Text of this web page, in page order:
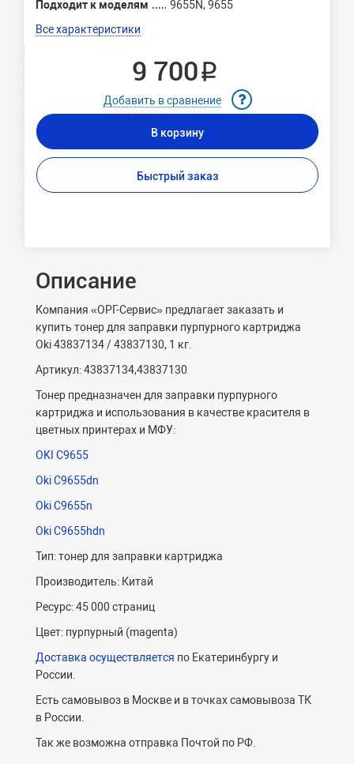
Подходит к моделям
9655N, 9655
Все характеристики
9 700 ₽
Добавить в сравнение
В корзину
Быстрый заказ
Описание
Компания «ОРГ-Сервис» предлагает заказать и
купить тонер для заправки пурпурного картриджа
Oki 43837134 / 43837130, 1 кг.
Артикул: 43837134,43837130
Тонер предназначен для заправки пурпурного
картриджа и использования в качестве красителя в
цветных принтерах и МФУ:
OKI C9655
Oki C9655dn
Oki C9655n
Oki C9655hdn
Тип: тонер для заправки картриджа
Производитель: Китай
Ресурс: 45 000 страниц
Цвет: пурпурный (magenta)
Доставка осуществляется по Екатеринбургу и
России.
Есть самовывоз в Москве и в точках самовывоза ТК
в России.
Так же возможна отправка Почтой по РФ.